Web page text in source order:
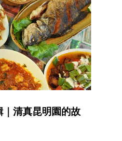
｜清真昆明園的故